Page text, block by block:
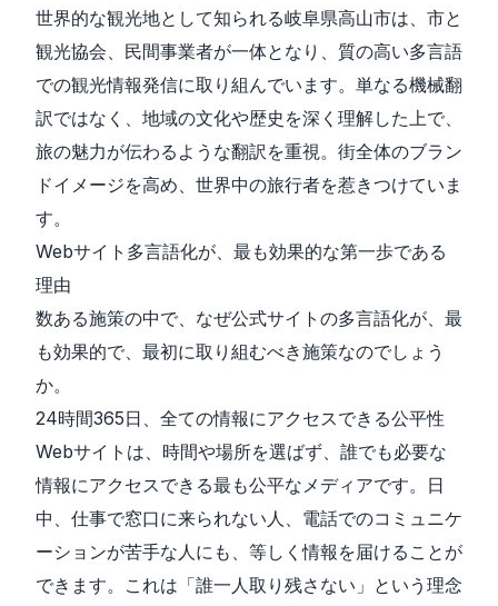
世界的な観光地として知られる岐阜県高山市は、市と
観光協会、民間事業者が一体となり、質の高い多言語
での観光情報発信に取り組んでいます。単なる機械翻
訳ではなく、地域の文化や歴史を深く理解した上で、
旅の魅力が伝わるような翻訳を重視。街全体のブラン
ドイメージを高め、世界中の旅行者を惹きつけていま
す。
Webサイト多言語化が、最も効果的な第一歩である
理由
数ある施策の中で、なぜ公式サイトの多言語化が、最
も効果的で、最初に取り組むべき施策なのでしょう
か。
24時間365日、全ての情報にアクセスできる公平性
Webサイトは、時間や場所を選ばず、誰でも必要な
情報にアクセスできる最も公平なメディアです。日
中、仕事で窓口に来られない人、電話でのコミュニケ
ーションが苦手な人にも、等しく情報を届けることが
できます。これは「誰一人取り残さない」という理念